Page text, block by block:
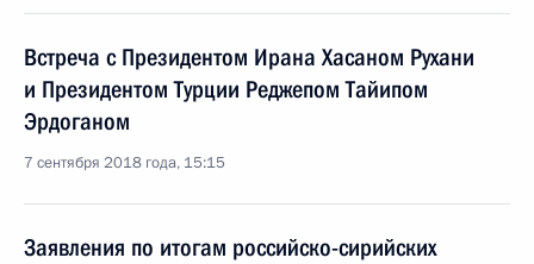
Встреча с Президентом Ирана Хасаном Рухани
и Президентом Турции Реджепом Тайипом
Эрдоганом
7 сентября 2018 года, 15:15
Заявления по итогам российско-сирийских